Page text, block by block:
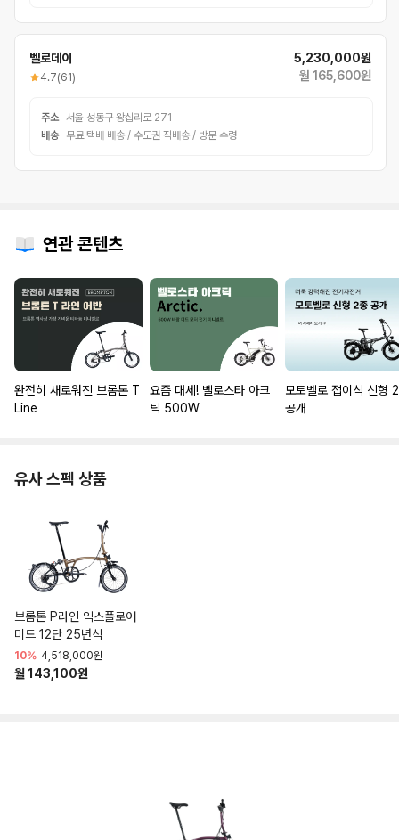
벨로데이
4.7(61)
5,230,000원
월 165,600원
주소 서울 성동구 왕십리로 271
배송
무료 택배 배송 / 수도권 직배송 / 방문 수령
연관 콘텐츠
완전히 새로워진 브롬톤 T
Line
요즘 대세! 벨로스타 아크
틱 500W
모토벨로 접이식 신형
공개
유사 스펙 상품
브롬톤 P라인 익스플로어
미드 12단 25년식
10% 4,518,000원
월 143,100원